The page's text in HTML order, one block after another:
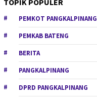
TOPIK POPULER
PEMKOT PANGKALPINANG
PEMKAB BATENG
BERITA
PANGKALPINANG
DPRD PANGKALPINANG